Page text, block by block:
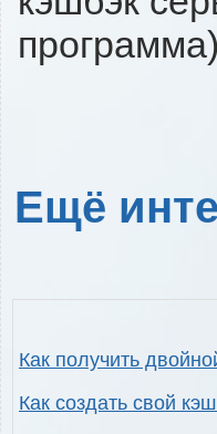
Ещё
Как получить
Как создать свой